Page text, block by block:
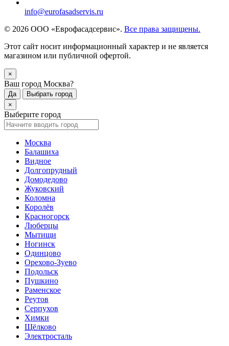
info@eurofasadservis.ru
© 2026 ООО «Еврофасадсервис». Все права защищены.
Этот сайт носит информационный характер и не является
магазином или публичной офертой.
×
Ваш город Москва?
Да
Выбрать город
×
Выберите город
Москва
Балашиха
Видное
Долгопрудный
Домодедово
Жуковский
Коломна
Королёв
Красногорск
Люберцы
Мытищи
Ногинск
Одинцово
Орехово-Зуево
Подольск
Пушкино
Раменское
Реутов
Серпухов
Химки
Щёлково
Электросталь